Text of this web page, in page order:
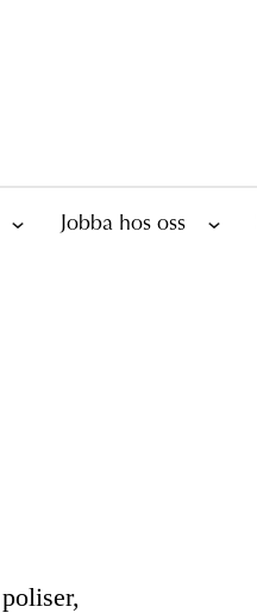
Jobba hos oss